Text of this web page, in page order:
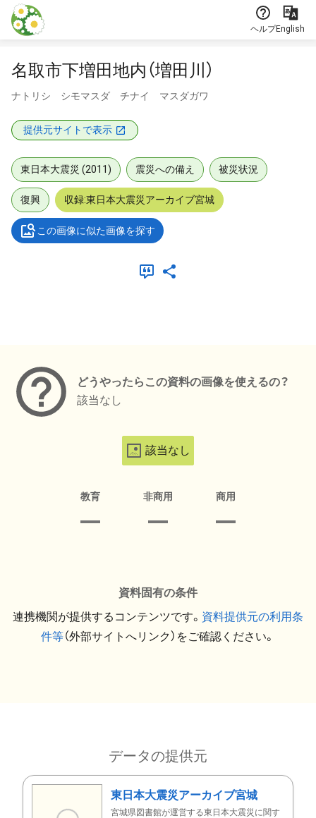
本文に飛ぶ
ヘルプEnglish
名取市下増田地内（増田川）
ナトリシ シモマスダ チナイ マスダガワ
提供元サイトで表示
東日本大震災 (2011) 震災への備え 被災状況
復興 収録:東日本大震災アーカイブ宮城
この画像に似た画像を探す
どうやったらこの資料の画像を使えるの？
該当なし
該当なし
教育 非商用 商用
資料固有の条件
連携機関が提供するコンテンツです。 資料提供元の利用条
件等（外部サイトへリンク）をご確認ください。
データの提供元
東日本大震災アーカイブ宮城
宮城県図書館が運営する東日本大震災に関す